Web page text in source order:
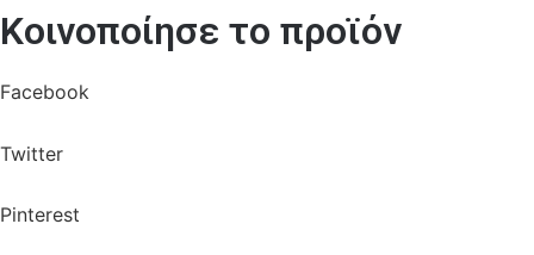
Κοινοποίησε το προϊόν
Facebook
Twitter
Pinterest